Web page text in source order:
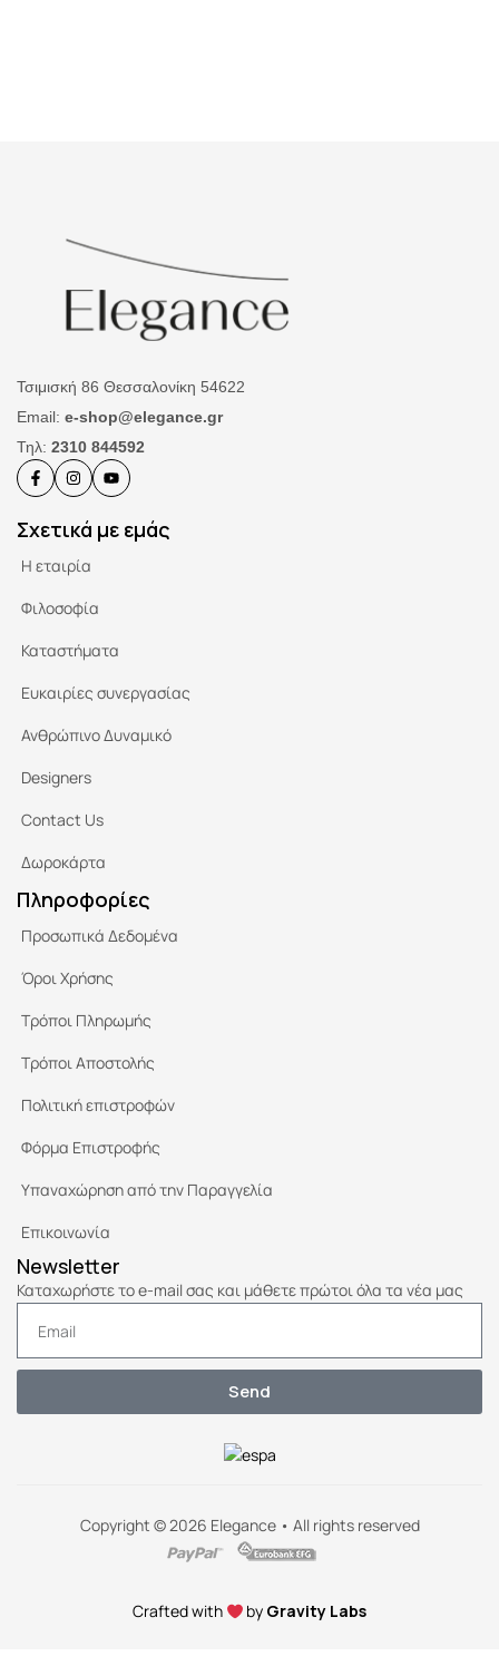
Τσιμισκή 86 Θεσσαλονίκη 54622
Email: e-shop@elegance.gr
Τηλ: 2310 844592
Σχετικά με εμάς
Η εταιρία
Φιλοσοφία
Καταστήματα
Ευκαιρίες συνεργασίας
Ανθρώπινο Δυναμικό
Designers
Contact Us
Δωροκάρτα
Πληροφορίες
Προσωπικά Δεδομένα
Όροι Χρήσης
Τρόποι Πληρωμής
Τρόποι Αποστολής
Πολιτική επιστροφών
Φόρμα Επιστροφής
Υπαναχώρηση από την Παραγγελία
Επικοινωνία
Newsletter
Καταχωρήστε το e-mail σας και μάθετε πρώτοι όλα τα νέα μας
Send
Copyright © 2026 Elegance • All rights reserved
Crafted with by Gravity Labs